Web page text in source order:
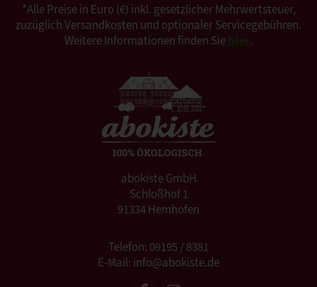
*Alle Preise in Euro (€) inkl. gesetzlicher Mehrwertsteuer,
zuzüglich Versandkosten und optionaler Servicegebühren.
Weitere Informationen finden Sie
.
abokiste GmbH
Schloßhof 1
91334 Hemhofen
Telefon: 09195 / 8381
E-Mail: info@abokiste.de